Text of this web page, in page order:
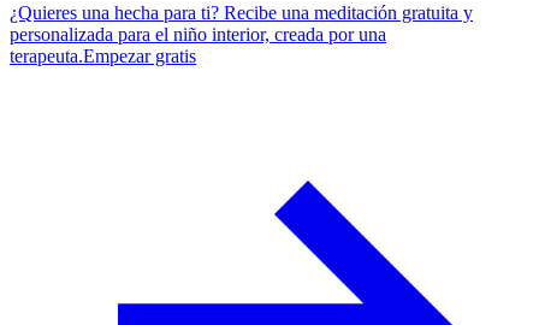
¿Quieres una hecha para ti? Recibe una meditación gratuita y
personalizada para el niño interior, creada por una
terapeuta.Empezar gratis